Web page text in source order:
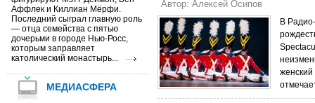
Аффлек и Киллиан Мёрфи.
Последний сыграл главную роль
— отца семейства с пятью
дочерьми в городе Нью-Росс,
которым заправляет
католический монастырь...
МЕДИАСФЕРА
Автор: Алексей Осипов
В
женский